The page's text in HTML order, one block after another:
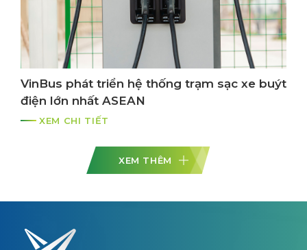
VinBus phát triển hệ thống trạm sạc xe buýt
điện lớn nhất ASEAN
XEM CHI TIẾT
XEM THÊM